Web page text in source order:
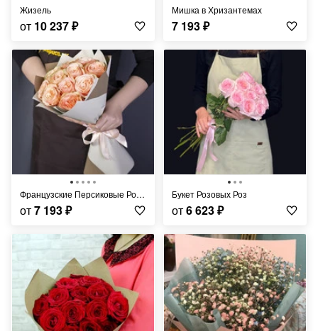
Жизель
от 10 237₽
Мишка в Хризантемах
7 193₽
Французские Персиковые Розы
от7 193₽
Букет Розовых Роз
от6 623₽